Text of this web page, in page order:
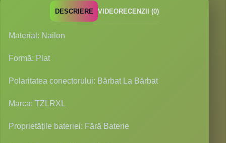
DESCRIERE VIDEORECENZII (0)
Material: Nailon
Formă: Plat
Polaritatea conectorului: Bărbat La Bărbat
Marca: TZLRXL
Proprietățile bateriei: Fără Baterie